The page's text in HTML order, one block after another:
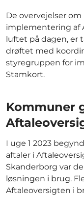
De overvejelser
implementering af
luftet på dagen, er
drøftet med
styregruppen for
Stamkort.
Kommuner
I uge 1 2023
aftaler i
Skanderborg var
løsningen i brug.
Aftaleoversigten i